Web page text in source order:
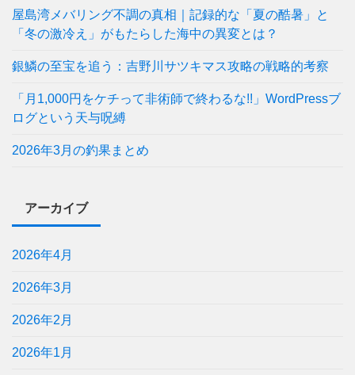
屋島湾メバリング不調の真相｜記録的な「夏の酷暑」と
「冬の激冷え」がもたらした海中の異変とは？
銀鱗の至宝を追う：吉野川サツキマス攻略の戦略的考察
「月1,000円をケチって非術師で終わるな!!」WordPressブ
ログという天与呪縛
2026年3月の釣果まとめ
アーカイブ
2026年4月
2026年3月
2026年2月
2026年1月